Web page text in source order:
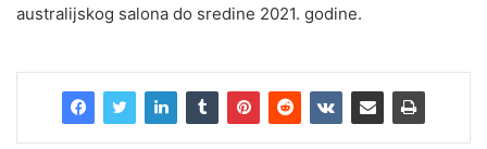
australijskog salona do sredine 2021. godine.